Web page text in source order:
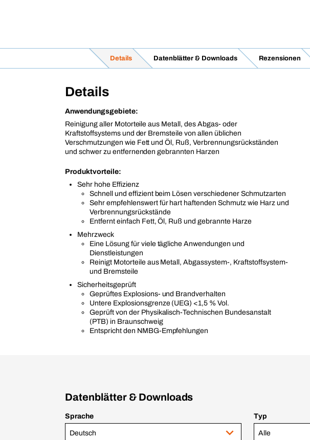
Details Datenblätter & Downloads Rezensionen
Details
Anwendungsgebiete:
Reinigung aller Motorteile aus Metall, des Abgas- oder
Kraftstoffsystems und der Bremsteile von allen üblichen
Verschmutzungen wie Fett und Öl, Ruß, Verbrennungsrückständen
und schwer zu entfernenden gebrannten Harzen
Produktvorteile:
Sehr hohe Effizienz
Schnell und effizient beim Lösen verschiedener Schmutzarten
Sehr empfehlenswert für hart haftenden Schmutz wie Harz und
Verbrennungsrückstände
Entfernt einfach Fett, Öl, Ruß und gebrannte Harze
Mehrzweck
Eine Lösung für viele tägliche Anwendungen und
Dienstleistungen
Reinigt Motorteile aus Metall, Abgassystem-, Kraftstoffsystem-
und Bremsteile
Sicherheitsgeprüft
Geprüftes Explosions- und Brandverhalten
Untere Explosionsgrenze (UEG) <1,5 % Vol.
Geprüft von der Physikalisch-Technischen Bundesanstalt
(PTB) in Braunschweig
Entspricht den NMBG-Empfehlungen
Datenblätter & Downloads
Sprache
Deutsch
Typ
Alle